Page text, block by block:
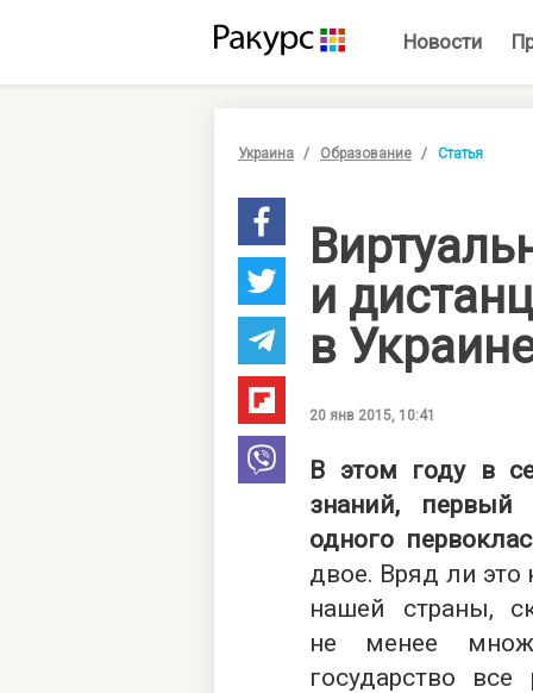
Новости
Украина Образование Статья
и
в
20 янв 2015, 10:41
В этом году в
знаний, первый
одного
двое. Вряд ли это
нашей страны,
не менее
государство